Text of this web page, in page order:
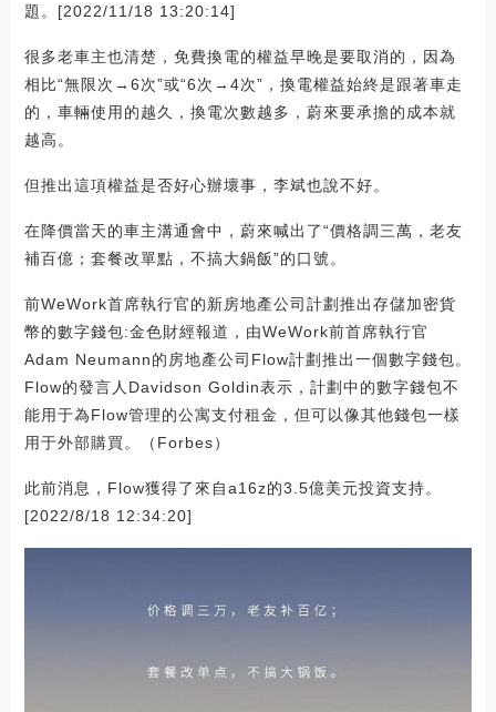
題。[2022/11/18 13:20:14]
很多老車主也清楚，免費換電的權益早晚是要取消的，因為
相比“無限次→6次”或“6次→4次”，換電權益始終是跟著車走
的，車輛使用的越久，換電次數越多，蔚來要承擔的成本就
越高。
但推出這項權益是否好心辦壞事，李斌也說不好。
在降價當天的車主溝通會中，蔚來喊出了“價格調三萬，老友
補百億；套餐改單點，不搞大鍋飯”的口號。
前WeWork首席執行官的新房地產公司計劃推出存儲加密貨
幣的數字錢包:金色財經報道，由WeWork前首席執行官
Adam Neumann的房地產公司Flow計劃推出一個數字錢包。
Flow的發言人Davidson Goldin表示，計劃中的數字錢包不
能用于為Flow管理的公寓支付租金，但可以像其他錢包一樣
用于外部購買。（Forbes）
此前消息，Flow獲得了來自a16z的3.5億美元投資支持。
[2022/8/18 12:34:20]